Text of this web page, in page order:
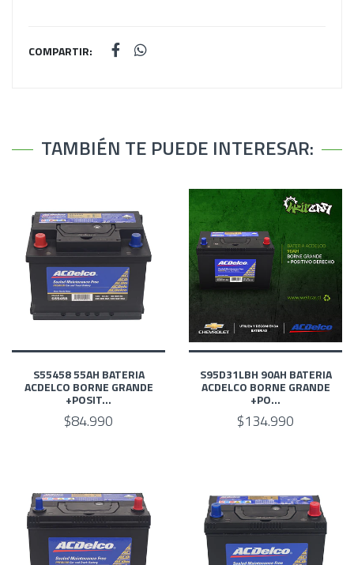
COMPARTIR:
TAMBIÉN TE PUEDE INTERESAR:
S55458 55AH BATERIA
ACDELCO BORNE GRANDE
+POSIT...
$84.990
S95D31LBH 90AH BATERIA
ACDELCO BORNE GRANDE
+PO...
$134.990